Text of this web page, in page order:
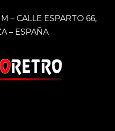
– CALLE ESPARTO 66,
– ESPAÑA